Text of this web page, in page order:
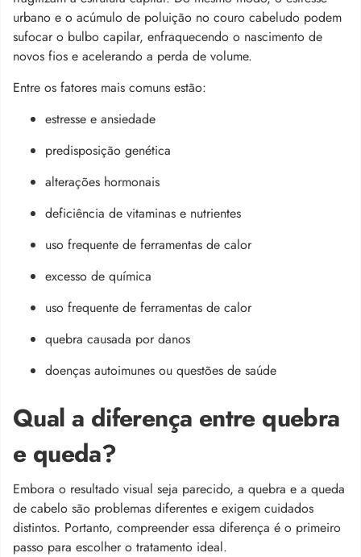
urbano e o acúmulo de poluição no couro cabeludo podem
sufocar o bulbo capilar, enfraquecendo o nascimento de
novos fios e acelerando a perda de volume.
Entre os fatores mais comuns estão:
estresse e ansiedade
predisposição genética
alterações hormonais
deficiência de vitaminas e nutrientes
uso frequente de ferramentas de calor
excesso de química
uso frequente de ferramentas de calor
quebra causada por danos
doenças autoimunes ou questões de saúde
Qual a diferença entre quebra
e queda?
Embora o resultado visual seja parecido, a quebra e a queda
de cabelo são problemas diferentes e exigem cuidados
distintos. Portanto, compreender essa diferença é o primeiro
passo para escolher o tratamento ideal.